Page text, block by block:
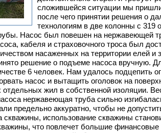
сложившейся ситуации мы
после чего принятии решения о
технологиям в две колонны с 319
Насос был повешен на нержавеющей
кабеля и страховочного троса был
насаженных на территории елей
решение о подъеме насоса вручную.
6 человек. Нам удалось
насос и вытащить оголовок на
жил в собственной изоляции.
нержавеющая труба сильно
предельно аккуратно, чтобы не
скважины, использование скважины
что повлечет большие